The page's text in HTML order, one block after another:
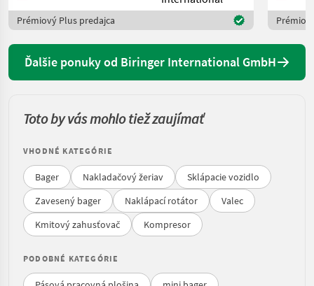
Prémiový Plus predajca
Ďalšie ponuky od Biringer International GmbH
Toto by vás mohlo tiež zaujímať
VHODNÉ KATEGÓRIE
Bager Nakladačový žeriav
Sklápacie vozidlo
Zavesený bager
Naklápací rotátor
Valec
Kmitový zahusťovač
Kompresor
PODOBNÉ KATEGÓRIE